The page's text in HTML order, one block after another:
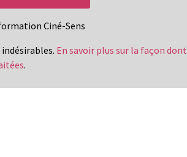
Ciné-Sens
En savoir plus sur la façon
.